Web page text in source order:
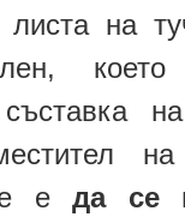
на
на
е да се